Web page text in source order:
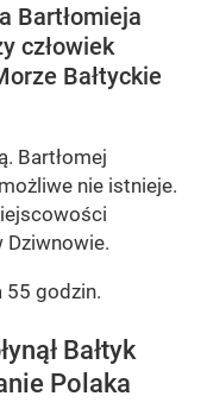
Bartłomieja
człowiek
Bałtyckie
Bartłomej
nie istnieje.
Dziwnowie.
55 godzin.
Bałtyk
Polaka